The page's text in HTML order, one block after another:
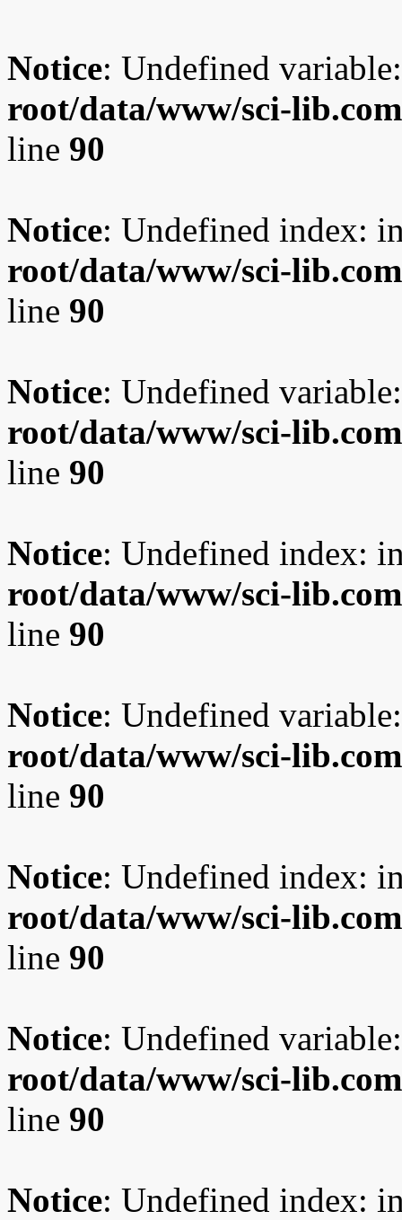
Notice: Undefined
root/data/www/sci-
line 90
Notice: Undefined index:
root/data/www/sci-
line 90
Notice: Undefined
root/data/www/sci-
line 90
Notice: Undefined index:
root/data/www/sci-
line 90
Notice: Undefined
root/data/www/sci-
line 90
Notice: Undefined index:
root/data/www/sci-
line 90
Notice: Undefined
root/data/www/sci-
line 90
Notice: Undefined index: